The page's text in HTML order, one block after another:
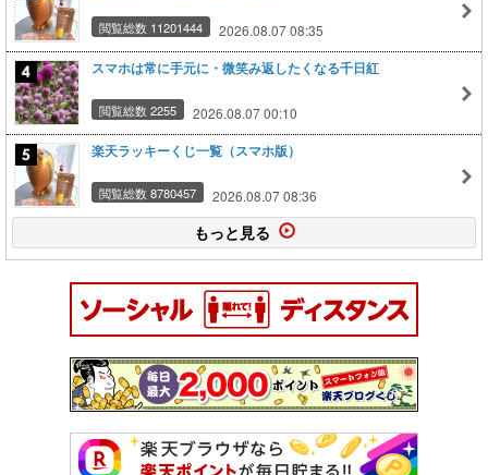
閲覧総数 11201444 2026.08.07 08:35
スマホは常に手元に・微笑み返したくなる千日紅
閲覧総数 2255 2026.08.07 00:10
楽天ラッキーくじ一覧（スマホ版）
閲覧総数 8780457 2026.08.07 08:36
もっと見る